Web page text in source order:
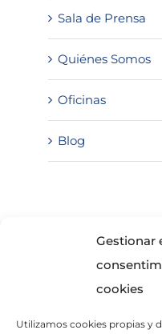
Gestionar
cookies
Utilizamos cookies propias y
Sala de Prensa
Quiénes Somos
Oficinas
Blog